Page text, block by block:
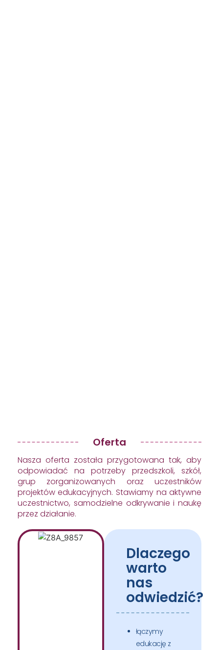
Oferta
Nasza oferta została przygotowana tak, aby
odpowiadać na potrzeby przedszkoli, szkół,
grup zorganizowanych oraz uczestników
projektów edukacyjnych. Stawiamy na aktywne
uczestnictwo, samodzielne odkrywanie i naukę
przez działanie.
Dlaczego
warto
nas
odwiedzić?
łączymy
edukację z